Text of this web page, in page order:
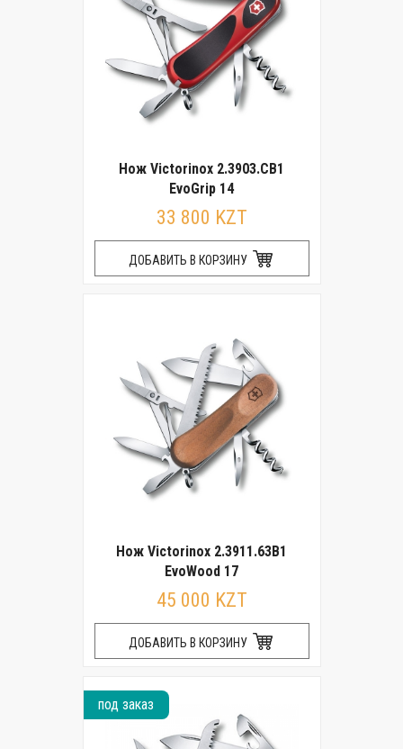
Нож Victorinox 2.3903.CB1
EvoGrip 14
33 800 KZT
ДОБАВИТЬ В КОРЗИНУ
Нож Victorinox 2.3911.63B1
EvoWood 17
45 000 KZT
ДОБАВИТЬ В КОРЗИНУ
под заказ